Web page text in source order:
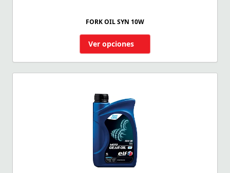
FORK OIL SYN 10W
Ver opciones